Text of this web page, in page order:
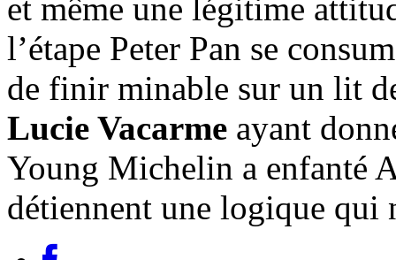
et même une légitime
l’étape Peter Pan se
de finir minable sur un lit
Lucie Vacarme ayant
Young Michelin a enfanté
détiennent une logique qui